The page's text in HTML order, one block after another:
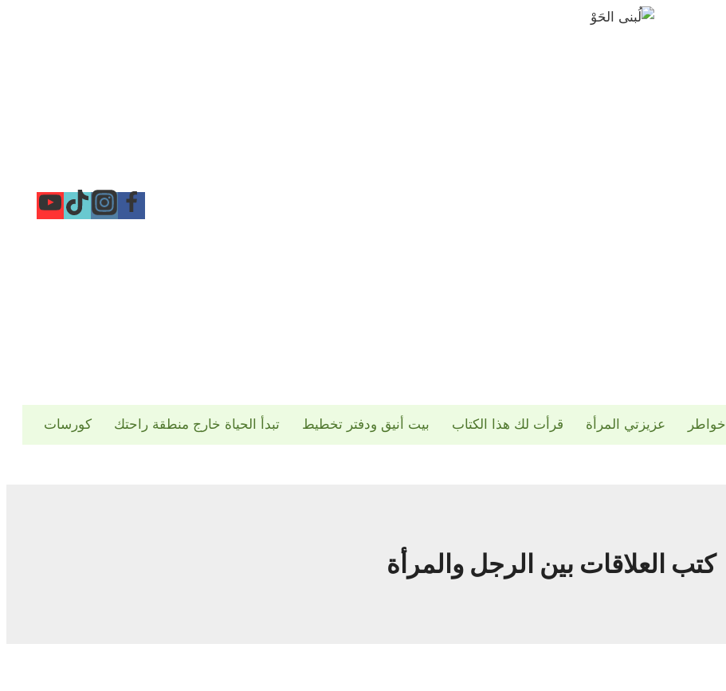
خواطر عزيزتي المرأة قرأت لك هذا الكتاب بيت أنيق ودفتر تخطيط تبدأ الحياة خارج منطقة راحتك كورسات
كتب العلاقات بين الرجل والمرأة